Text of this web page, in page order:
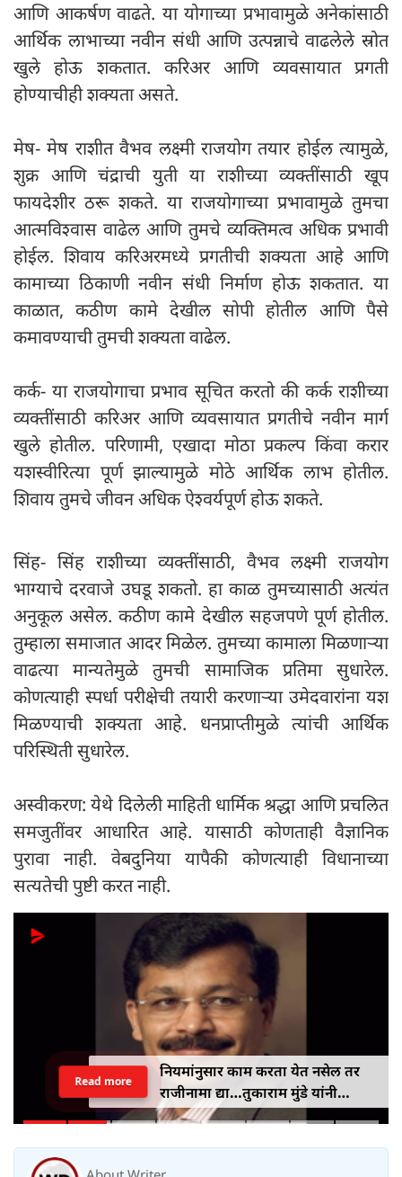
आणि आकर्षण वाढते. या योगाच्या प्रभावामुळे अनेकांसाठी
आर्थिक लाभाच्या नवीन संधी आणि उत्पन्नाचे वाढलेले स्रोत
खुले होऊ शकतात. करिअर आणि व्यवसायात प्रगती
होण्याचीही शक्यता असते.
मेष- मेष राशीत वैभव लक्ष्मी राजयोग तयार होईल त्यामुळे,
शुक्र आणि चंद्राची युती या राशीच्या व्यक्तींसाठी खूप
फायदेशीर ठरू शकते. या राजयोगाच्या प्रभावामुळे तुमचा
आत्मविश्वास वाढेल आणि तुमचे व्यक्तिमत्व अधिक प्रभावी
होईल. शिवाय करिअरमध्ये प्रगतीची शक्यता आहे आणि
कामाच्या ठिकाणी नवीन संधी निर्माण होऊ शकतात. या
काळात, कठीण कामे देखील सोपी होतील आणि पैसे
कमावण्याची तुमची शक्यता वाढेल.
कर्क- या राजयोगाचा प्रभाव सूचित करतो की कर्क राशीच्या
व्यक्तींसाठी करिअर आणि व्यवसायात प्रगतीचे नवीन मार्ग
खुले होतील. परिणामी, एखादा मोठा प्रकल्प किंवा करार
यशस्वीरित्या पूर्ण झाल्यामुळे मोठे आर्थिक लाभ होतील.
शिवाय तुमचे जीवन अधिक ऐश्वर्यपूर्ण होऊ शकते.
सिंह- सिंह राशीच्या व्यक्तींसाठी, वैभव लक्ष्मी राजयोग
भाग्याचे दरवाजे उघडू शकतो. हा काळ तुमच्यासाठी अत्यंत
अनुकूल असेल. कठीण कामे देखील सहजपणे पूर्ण होतील.
तुम्हाला समाजात आदर मिळेल. तुमच्या कामाला मिळणाऱ्या
वाढत्या मान्यतेमुळे तुमची सामाजिक प्रतिमा सुधारेल.
कोणत्याही स्पर्धा परीक्षेची तयारी करणाऱ्या उमेदवारांना यश
मिळण्याची शक्यता आहे. धनप्राप्तीमुळे त्यांची आर्थिक
परिस्थिती सुधारेल.
अस्वीकरण: येथे दिलेली माहिती धार्मिक श्रद्धा आणि प्रचलित
समजुतींवर आधारित आहे. यासाठी कोणताही वैज्ञानिक
पुरावा नाही. वेबदुनिया यापैकी कोणत्याही विधानाच्या
सत्यतेची पुष्टी करत नाही.
उद्घाटनानंतर अवघ्या २२ दिवसांत रस्ता
खचला, वाळवण्यासाठी लाव पंखा!
अखिलेश यादवांचा भाजपवर जोरदार
Read more